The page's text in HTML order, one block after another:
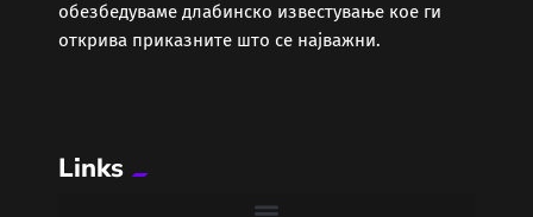
Здравје
Колумни
обезбедуваме длабинско известување кое ги
открива приказните што се најважни.
Links